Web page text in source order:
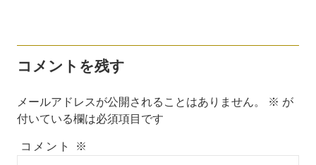
コメントを残す
メールアドレスが公開されることはありません。 ※ が
付いている欄は必須項目です
コメント ※